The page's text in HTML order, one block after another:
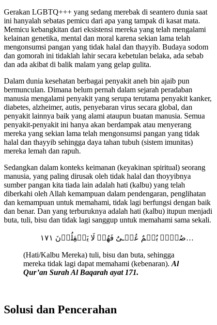
Gerakan LGBTQ+++ yang sedang merebak di seantero dunia saat
ini hanyalah sebatas pemicu dari apa yang tampak di kasat mata.
Memicu kebangkitan dari eksistensi mereka yang telah mengalami
kelainan genetika, mental dan moral karena sekian lama telah
mengonsumsi pangan yang tidak halal dan thayyib. Budaya sodom
dan gomorah ini tidaklah lahir secara kebetulan belaka, ada sebab
dan ada akibat di balik malam yang gelap gulita.
Dalam dunia kesehatan berbagai penyakit aneh bin ajaib pun
bermunculan. Dimana belum pernah dalam sejarah peradaban
manusia mengalami penyakit yang serupa terutama penyakit kanker,
diabetes, alzheimer, autis, penyebaran virus secara global, dan
penyakit lainnya baik yang alami ataupun buatan manusia. Semua
penyakit-penyakit ini hanya akan berdampak atau menyerang
mereka yang sekian lama telah mengonsumsi pangan yang tidak
halal dan thayyib sehingga daya tahan tubuh (sistem imunitas)
mereka lemah dan rapuh.
Sedangkan dalam konteks keimanan (keyakinan spiritual) seorang
manusia, yang paling dirusak oleh tidak halal dan thoyyibnya
sumber pangan kita tiada lain adalah hati (kalbu) yang telah
diberkahi oleh Allah kemampuan dalam pendengaran, penglihatan
dan kemampuan untuk memahami, tidak lagi berfungsi dengan baik
dan benar. Dan yang terburuknya adalah hati (kalbu) itupun menjadi
buta, tuli, bisu dan tidak lagi sanggup untuk memahami sama sekali.
صُمٌّۢ بُكۡمٌ عُمۡـىٌ فَهُمۡ لَا يَعۡقِلُوۡنَ‏ ١٧١…
(Hati/Kalbu Mereka) tuli, bisu dan buta, sehingga
mereka tidak lagi dapat memahami (kebenaran). Al
Qur’an Surah Al Baqarah ayat 171.
Solusi dan Pencerahan